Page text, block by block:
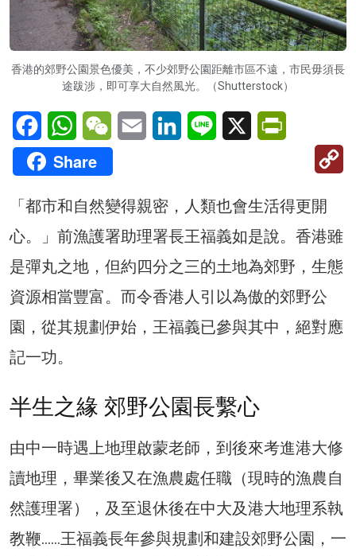
香港的郊野公園景色優美，不少郊野公園距離市區不遠，市民毋須長
途跋涉，即可享大自然風光。（Shutterstock）
FacebookWhatsAppWeChatEmail LinkedInLine X
Share
「都市和自然變得親密，人類也會生活得更開
心。」前漁護署助理署長王福義如是說。香港雖
是彈丸之地，但約四分之三的土地為郊野，生態
資源相當豐富。而令香港人引以為傲的郊野公
園，從其規劃伊始，王福義已參與其中，絕對應
記一功。
半生之緣 郊野公園長繫心
由中一時遇上地理啟蒙老師，到後來考進港大修
讀地理，畢業後又在漁農處任職（現時的漁農自
然護理署），及至退休後在中大及港大地理系執
教鞭……王福義長年參與規劃和建設郊野公園，一